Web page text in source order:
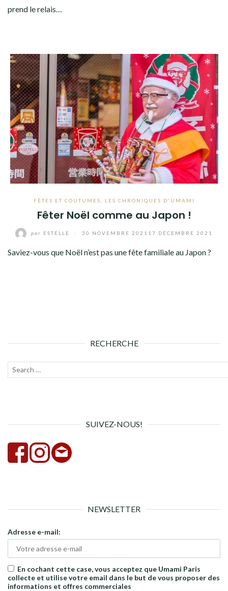
prend le relais…
FÊTES ET COUTUMES LES CHRONIQUES D'UMAMI
Fêter Noël comme au Japon !
par ESTELLE 30 NOVEMBRE 2021 17 DÉCEMBRE 2021
Saviez-vous que Noël n’est pas une fête familiale au Japon ?
RECHERCHE
Recherche
SUIVEZ-NOUS!
NEWSLETTER
Adresse e-mail:
En cochant cette case, vous acceptez que Umami Paris
collecte et utilise votre email dans le but de vous proposer des
informations et offres commerciales